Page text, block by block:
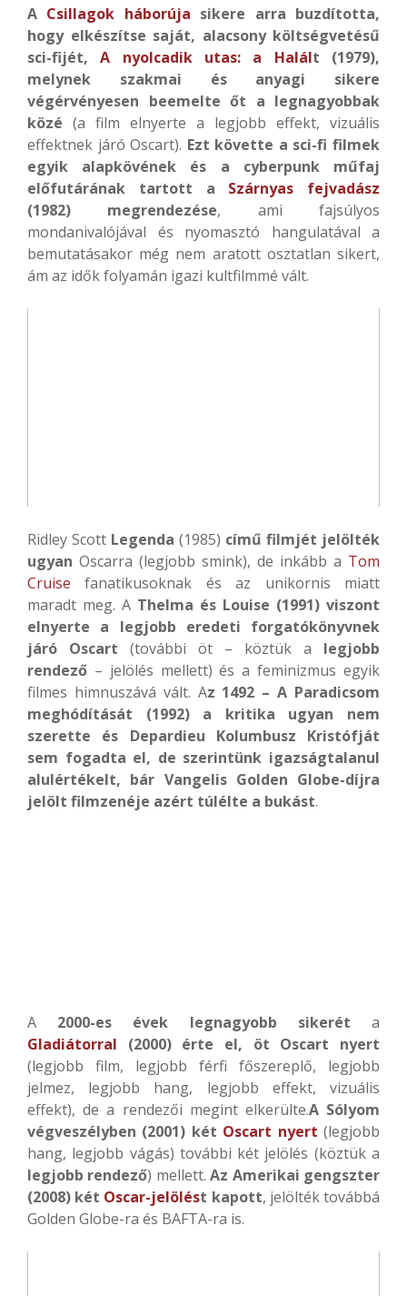
A Csillagok háborúja sikere arra buzdította,
hogy elkészítse saját, alacsony költségvetésű
sci-fijét,A nyolcadik utas: a Halált (1979),
melynek szakmai és anyagi sikere
végérvényesen beemelte őt a legnagyobbak
közé (a film elnyerte a legjobb effekt, vizuális
effektnek járó Oscart). Ezt követte a sci-fi filmek
egyik alapkövének és a cyberpunk műfaj
előfutárának tartott a Szárnyas fejvadász
(1982) megrendezése, ami fajsúlyos
mondanivalójával és nyomasztó hangulatával a
bemutatásakor még nem aratott osztatlan sikert,
ám az idők folyamán igazi kultfilmmé vált.
Ridley Scott Legenda (1985) című filmjét jelölték
ugyan Oscarra (legjobb smink), de inkább a Tom
Cruise fanatikusoknak és az unikornis miatt
maradt meg. A Thelma és Louise (1991) viszont
elnyerte a legjobb eredeti forgatókönyvnek
járó Oscart (további öt – köztük a legjobb
rendező – jelölés mellett) és a feminizmus egyik
filmes himnuszává vált. Az 1492 – A Paradicsom
meghódítását (1992) a kritika ugyan nem
szerette és Depardieu Kolumbusz Kristófját
sem fogadta el, de szerintünk igazságtalanul
alulértékelt, bár Vangelis Golden Globe-díjra
jelölt filmzenéje azért túlélte a bukást.
A 2000-es évek legnagyobb sikerét a
Gladiátorral (2000) érte el, öt Oscart nyert
(legjobb film, legjobb férfi főszereplő, legjobb
jelmez, legjobb hang, legjobb effekt, vizuális
effekt), de a rendezői megint elkerülte.A Sólyom
végveszélyben (2001) két Oscart nyert (legjobb
hang, legjobb vágás) további két jelölés (köztük a
legjobb rendező) mellett.Az Amerikai gengszter
(2008) két Oscar-jelölést kapott, jelölték továbbá
Golden Globe-ra és BAFTA-ra is.